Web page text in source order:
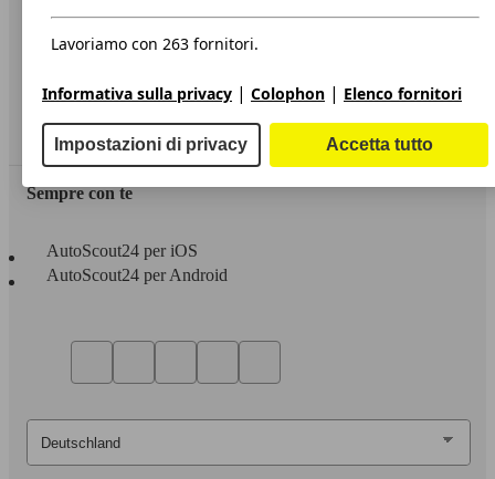
Privacy
Dichiarazione di Accessibilità
Servizi
Area rivenditori
Sempre con te
AutoScout24 per iOS
AutoScout24 per Android
Lavoriamo con 263 fornitori.
Informativa sulla privacy | Colophon | Elenco fornitori
Impostazioni di privacy Accetta tutto